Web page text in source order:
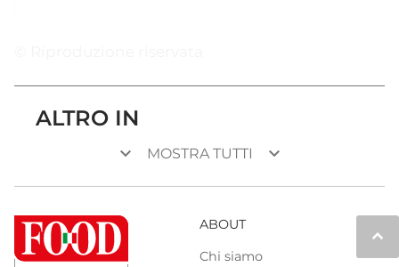
ALTRO IN
keyboard_arrow_down MOSTRA TUTTI keyboard_arrow_down
keyboard_arrow_up
ABOUT
Chi siamo